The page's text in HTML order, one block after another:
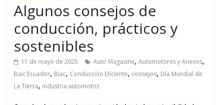
Algunos consejos de
conducción, prácticos y
sostenibles
11 de mayo de 2025 Auto Magazine,Automotores y Anexos,
Baic Ecuador, Biac, Conducción Eficiente, consejos, Día Mundial de
La Tierra, industria automotriz